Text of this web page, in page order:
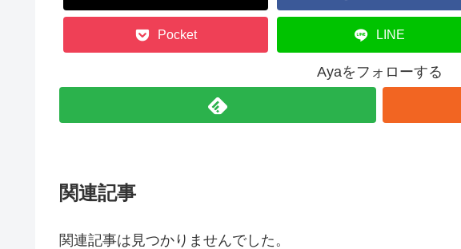
Pocket LINE
Ayaをフォローする
関連記事
関連記事は見つかりませんでした。